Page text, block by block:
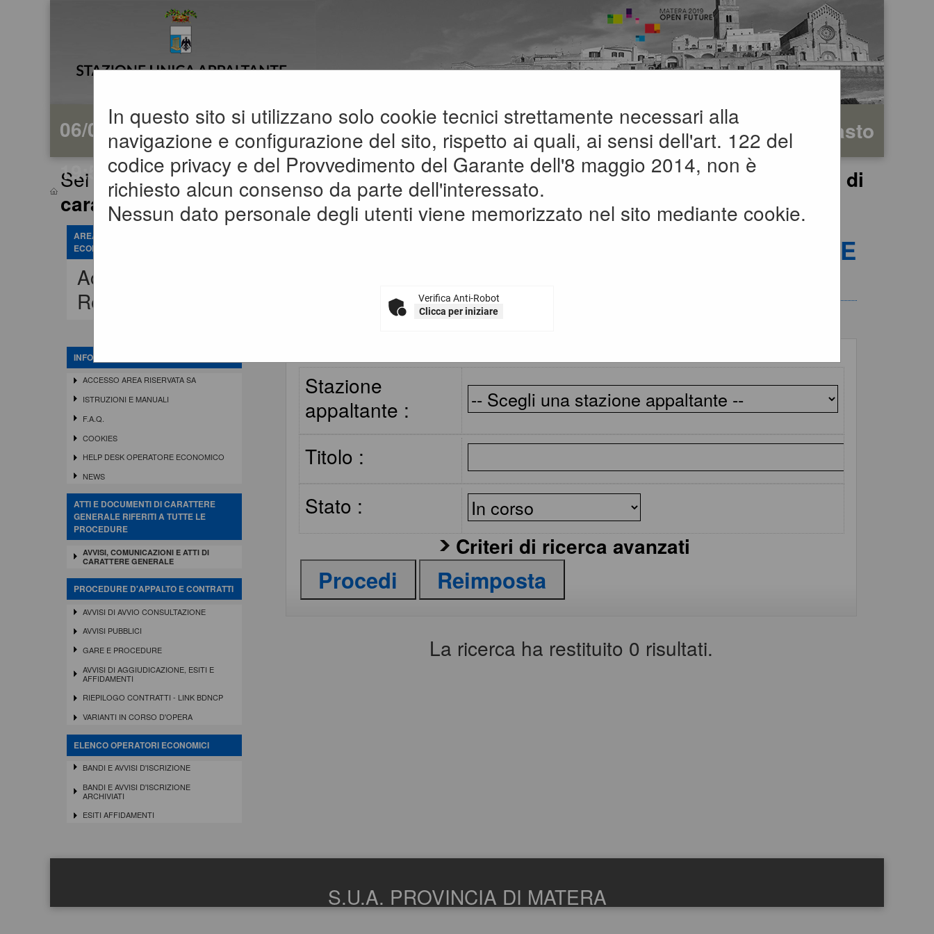
06/08/2026
19:59
A A A GraficaTestoAlto contrasto
Sei qui: Home»Atti e documenti di carattere generale r...»Avvisi, comunicazioni e atti di
caratter...
In questo sito si utilizzano solo cookie tecnici strettamente necessari alla
navigazione e configurazione del sito, rispetto ai quali, ai sensi dell'art. 122 del
codice privacy e del Provvedimento del Garante dell'8 maggio 2014, non è
richiesto alcun consenso da parte dell'interessato.
Nessun dato personale degli utenti viene memorizzato nel sito mediante cookie.
Verifica Anti-Robot
Clicca per iniziare
AREA RISERVATA OPERATORE
ECONOMICO
Accedi -
Registrati
INFORMAZIONI
ACCESSO AREA RISERVATA SA
ISTRUZIONI E MANUALI
F.A.Q.
COOKIES
HELP DESK OPERATORE ECONOMICO
NEWS
ATTI E DOCUMENTI DI CARATTERE
GENERALE RIFERITI A TUTTE LE
PROCEDURE
AVVISI, COMUNICAZIONI E ATTI DI
CARATTERE GENERALE
PROCEDURE D'APPALTO E CONTRATTI
AVVISI DI AVVIO CONSULTAZIONE
AVVISI PUBBLICI
GARE E PROCEDURE
AVVISI DI AGGIUDICAZIONE, ESITI E
AFFIDAMENTI
RIEPILOGO CONTRATTI - LINK BDNCP
VARIANTI IN CORSO D'OPERA
ELENCO OPERATORI ECONOMICI
BANDI E AVVISI D'ISCRIZIONE
BANDI E AVVISI D'ISCRIZIONE
ARCHIVIATI
ESITI AFFIDAMENTI
AVVISI, COMUNICAZIONI E ATTI DI CARATTERE
Stazione
appaltante :
Titolo :
Stato :
Criteri di ricerca avanzati
La ricerca ha restituito 0 risultati.
S.U.A. PROVINCIA DI MATERA